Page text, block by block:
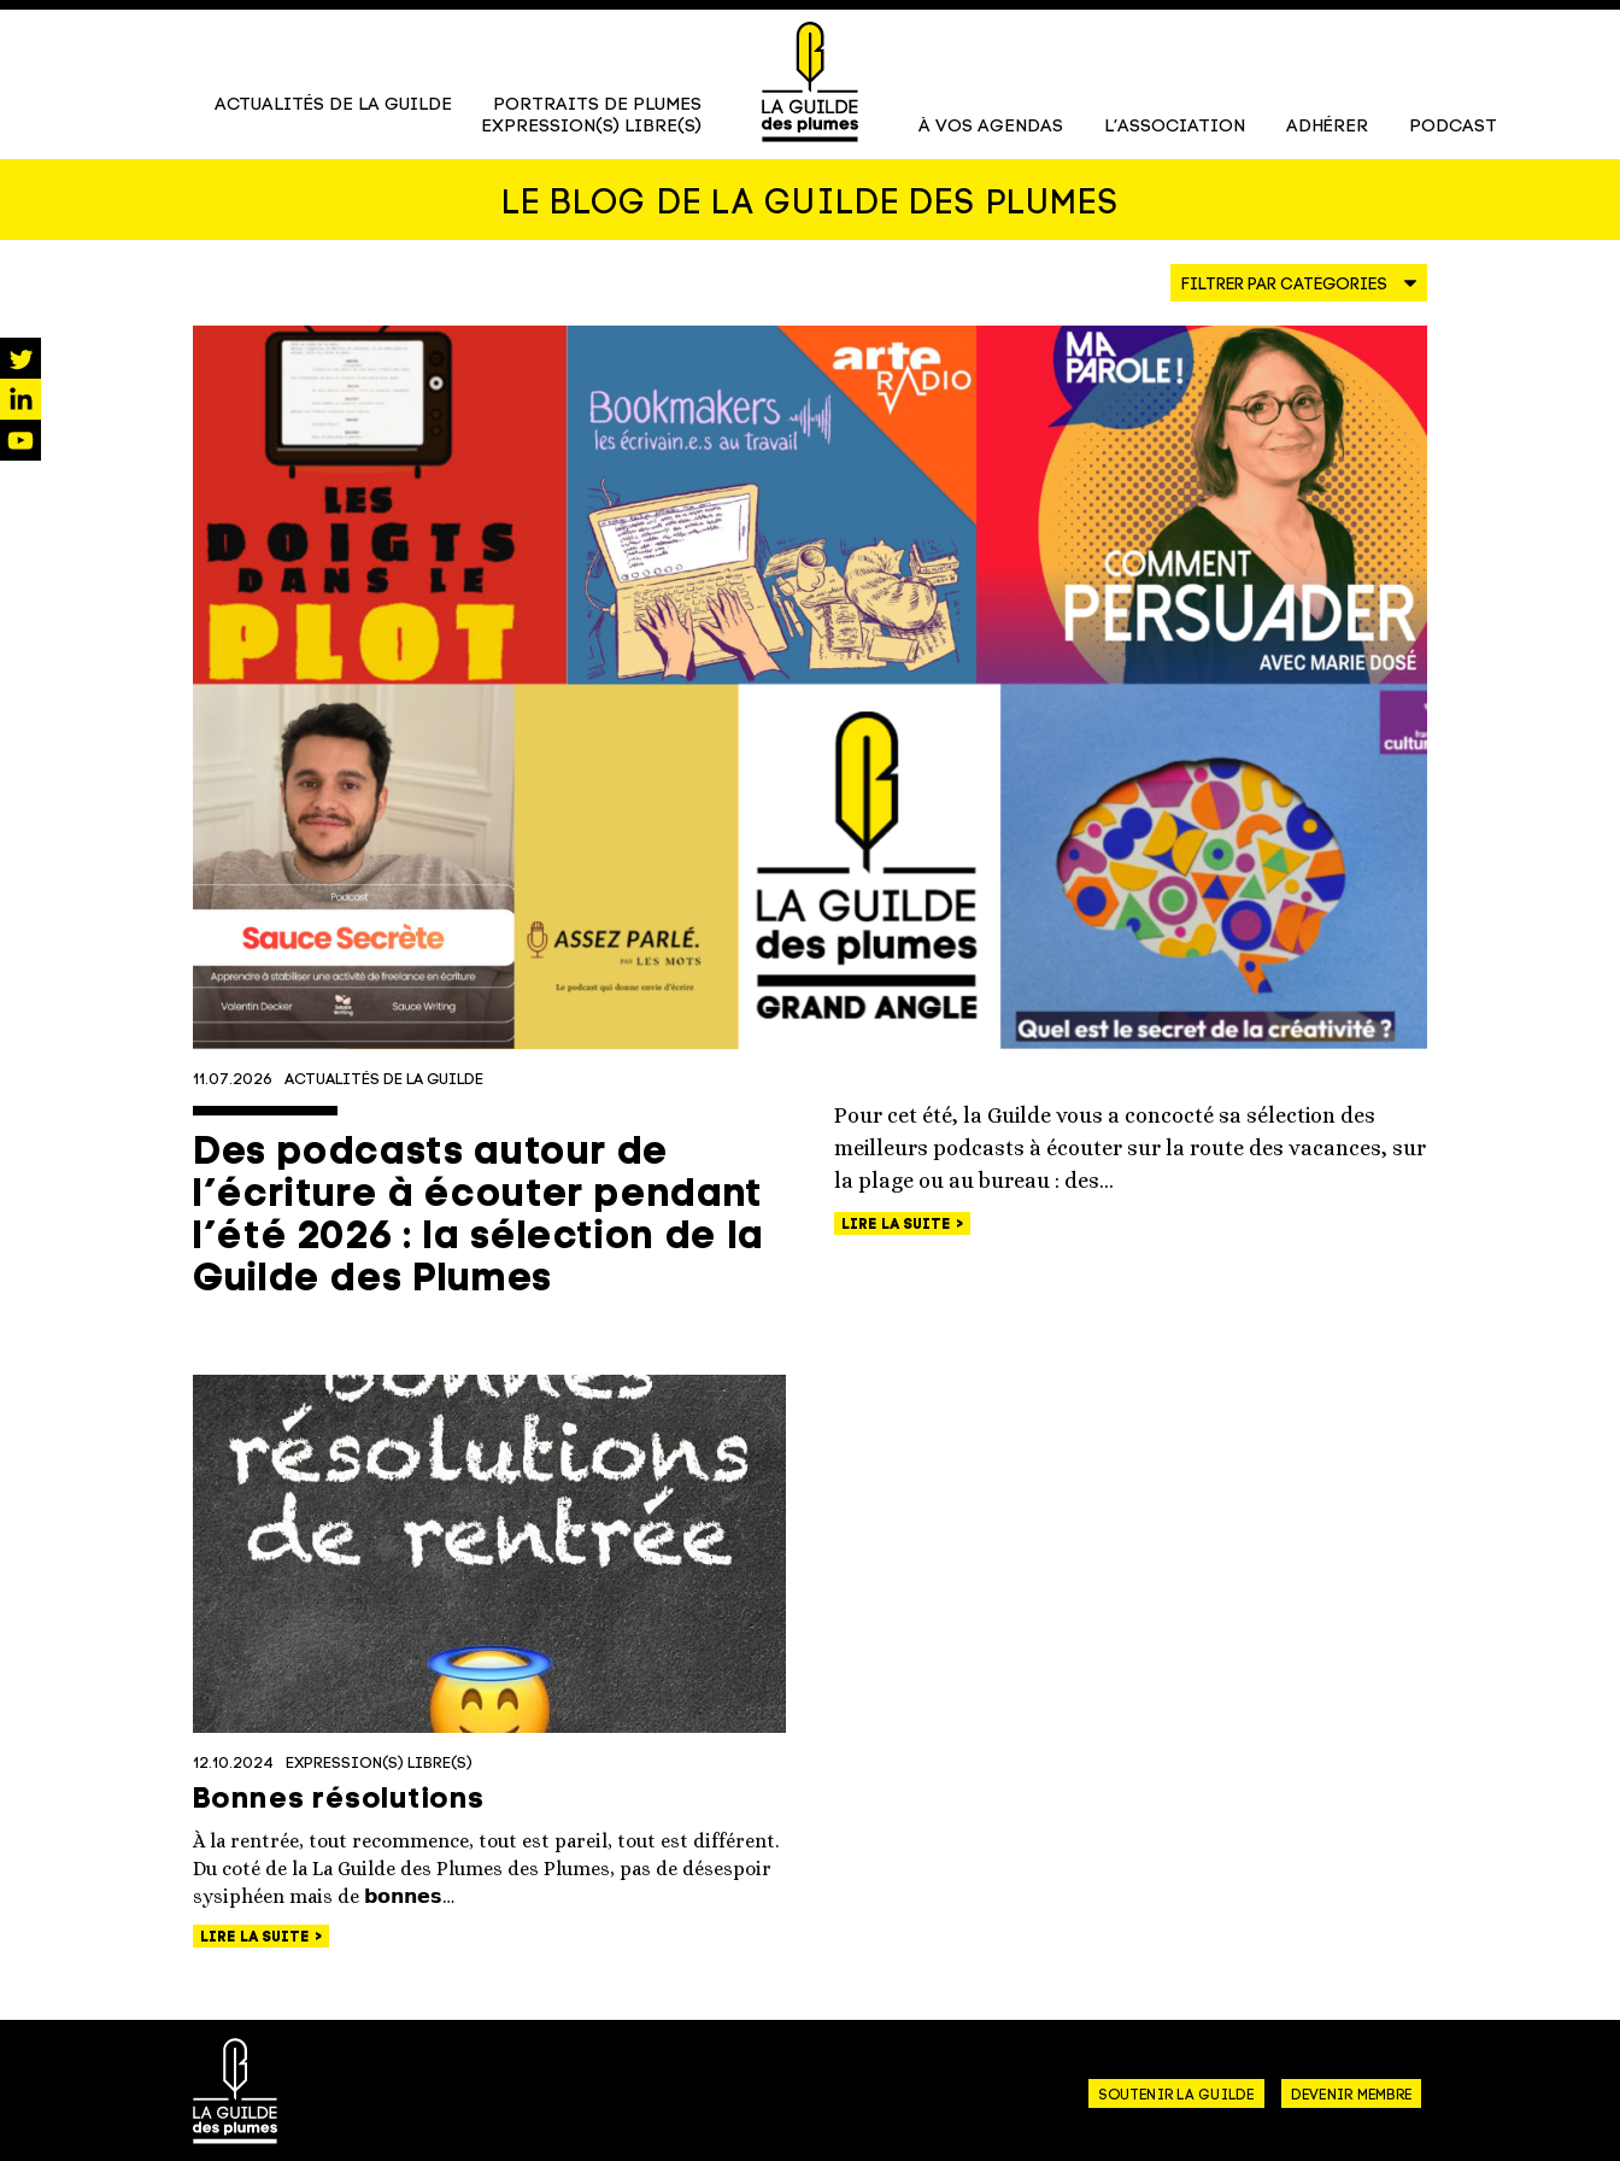
ACTUALITÉS DE LA GUILDE
PORTRAITS DE PLUMES
EXPRESSION(S) LIBRE(S)
À VOS AGENDAS L’ASSOCIATION ADHÉRER PODCAST
LE BLOG DE LA GUILDE DES PLUMES
11.07.2026 ACTUALITÉS DE LA GUILDE
Des podcasts autour de
l’écriture à écouter pendant
l’été 2026 : la sélection de la
Guilde des Plumes
Pour cet été, la Guilde vous a concocté sa sélection des
meilleurs podcasts à écouter sur la route des vacances, sur
la plage ou au bureau : des…
LIRE LA SUITE
12.10.2024 EXPRESSION(S) LIBRE(S)
Bonnes résolutions
À la rentrée, tout recommence, tout est pareil, tout est différent.
Du coté de la La Guilde des Plumes des Plumes, pas de désespoir
sysiphéen mais de 𝗯𝗼𝗻𝗻𝗲𝘀…
LIRE LA SUITE
twitter
linkedin
SOUTENIR LA GUILDE DEVENIR MEMBRE